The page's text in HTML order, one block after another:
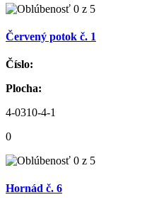
Červený potok č. 1
Číslo:
Plocha:
4-0310-4-1
0
Hornád č. 6